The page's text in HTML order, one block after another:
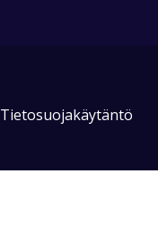
Tietosuojakäytäntö